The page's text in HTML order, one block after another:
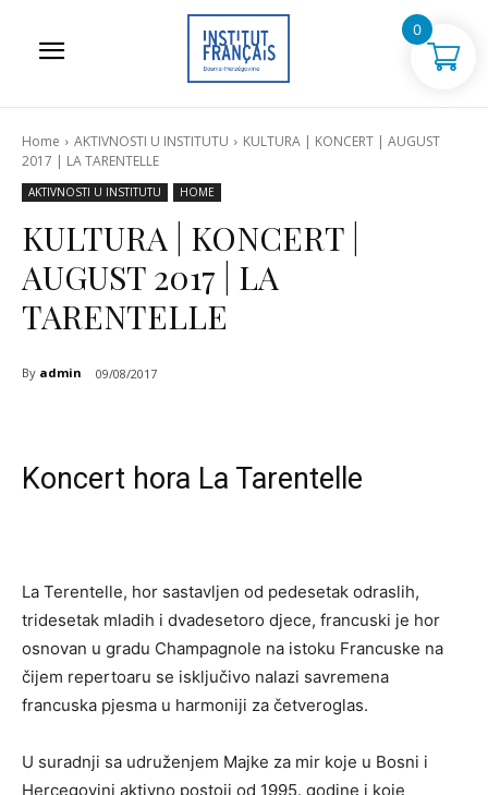
Home AKTIVNOSTI U INSTITUTU
KULTURA | KONCERT | AUGUST
2017 | LA TARENTELLE
AKTIVNOSTI U INSTITUTU HOME
KULTURA | KONCERT |
AUGUST 2017 | LA
TARENTELLE
By admin 09/08/2017
Koncert hora La Tarentelle
La Terentelle, hor sastavljen od pedesetak odraslih,
tridesetak mladih i dvadesetoro djece, francuski je hor
osnovan u gradu Champagnole na istoku Francuske na
čijem repertoaru se isključivo nalazi savremena
francuska pjesma u harmoniji za četveroglas.
U suradnji sa udruženjem Majke za mir koje u Bosni i
Hercegovini aktivno postoji od 1995. godine i koje
0